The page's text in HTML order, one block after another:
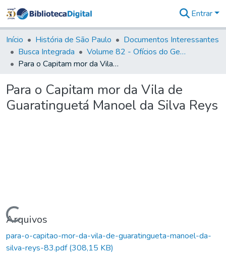
&
Coleções
Tudo na
Biblioteca
Estatísticas
Entrar
Início História de São Paulo
Documentos Interessantes
Busca Integrada
Volume 82 - Ofícios do General Martim Lopes Lobo de Saldanha (Governador da Capitania): 1779- 1780
Para o Capitam mor da Vila de Guaratinguetá Manoel da Silva Reys
Para o Capitam mor da Vila de
Guaratinguetá Manoel da Silva Reys
Carregando...
Arquivos
para-o-capitao-mor-da-vila-de-guaratingueta-manoel-da-
silva-reys-83.pdf(308,15 KB)